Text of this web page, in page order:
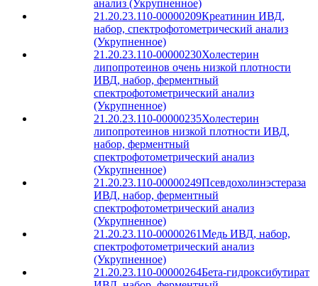
анализ (Укрупненное)
21.20.23.110-00000209Креатинин ИВД,
набор, спектрофотометрический анализ
(Укрупненное)
21.20.23.110-00000230Холестерин
липопротеинов очень низкой плотности
ИВД, набор, ферментный
спектрофотометрический анализ
(Укрупненное)
21.20.23.110-00000235Холестерин
липопротеинов низкой плотности ИВД,
набор, ферментный
спектрофотометрический анализ
(Укрупненное)
21.20.23.110-00000249Псевдохолинэстераза
ИВД, набор, ферментный
спектрофотометрический анализ
(Укрупненное)
21.20.23.110-00000261Медь ИВД, набор,
спектрофотометрический анализ
(Укрупненное)
21.20.23.110-00000264Бета-гидроксибутират